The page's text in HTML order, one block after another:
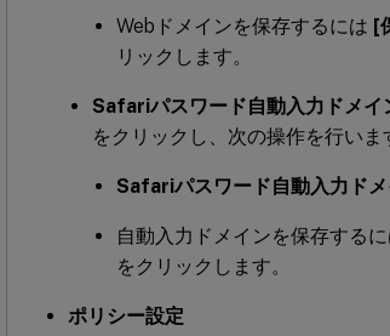
Webドメインを保存するには [
リックします。
Safariパスワード自動入力ドメイ
をクリックし、次の操作を行いま
Safariパスワード自動入力ドメ
自動入力ドメインを保存する
をクリックします。
ポリシー設定